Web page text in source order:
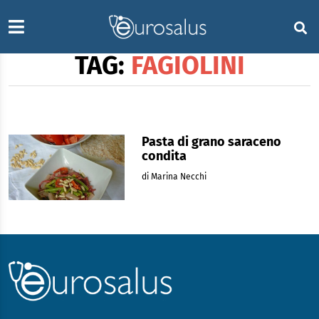
TAG: FAGIOLINI
Pasta di grano saraceno
condita
di Marina Necchi